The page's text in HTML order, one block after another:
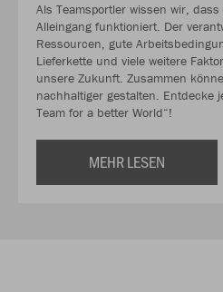
Als Teamsportler wissen wir,
Alleingang funktioniert. Der
Ressourcen, gute
Lieferkette und viele weitere
unsere Zukunft. Zusammen
nachhaltiger gestalten. Entdecke
Team for a better World“!
MEHR LESEN